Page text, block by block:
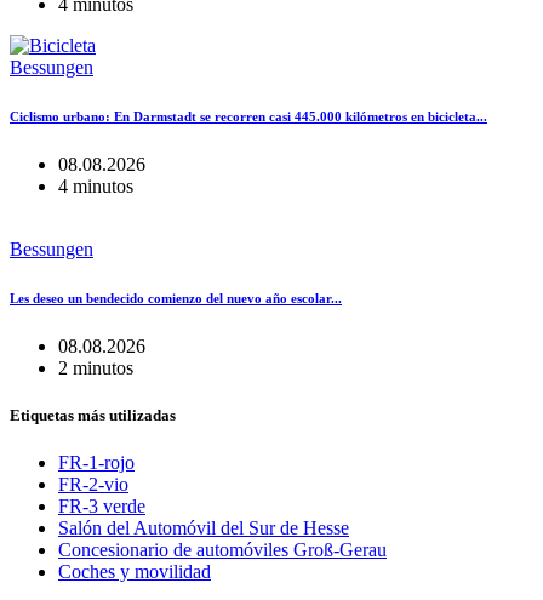
4 minutos
Bessungen
Ciclismo urbano: En Darmstadt se recorren casi 445.000 kilómetros en bicicleta...
08.08.2026
4 minutos
Bessungen
Les deseo un bendecido comienzo del nuevo año escolar...
08.08.2026
2 minutos
Etiquetas más utilizadas
FR-1-rojo
FR-2-vio
FR-3 verde
Salón del Automóvil del Sur de Hesse
Concesionario de automóviles Groß-Gerau
Coches y movilidad